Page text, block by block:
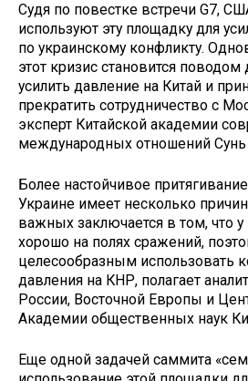
Судя по повестке встречи G7,
используют эту площадку для
по украинскому конфликту.
этот кризис становится поводом
усилить давление на Китай и
прекратить сотрудничество с
эксперт Китайской академии
международных отношений
Более настойчивое
Украине имеет несколько
важных заключается в том, что
хорошо на полях сражений,
целесообразным использовать
давления на КНР, полагает
России, Восточной Европы и
Академии общественных наук
Еще одной задачей саммита